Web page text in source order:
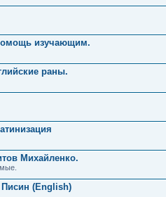
изучающим.
раны.
Михайленко.
(English)